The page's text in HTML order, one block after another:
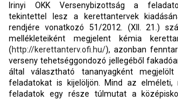
Irinyi OKK Versenybizottság a
tekintettel lesz a kerettantervek
rendjére vonatkozó 51/2012. (XII. 21.)
mellékleteiként megjelent kémia
(http://kerettanterv.ofi.hu/), azonban
verseny tehetséggondozó jellegéből
által választható tananyagként
feladatokat is kijelöljön. Mind az elméleti,
feladatok egy része túlmutat a